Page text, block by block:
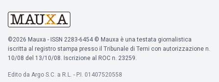
©2026 Mauxa - ISSN 2283-6454 © Mauxa è una testata giornalistica
iscritta al registro stampa presso il Tribunale di Terni con autorizzazione n.
10/08 del 13/10/08. Iscrizione al ROC n. 23259.
Edito da Argo S.C. a R.L. - P.I. 01407520558